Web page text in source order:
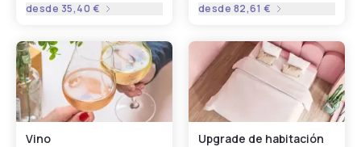
desde 35,40 € desde 82,61 €
Vino Upgrade de habitación